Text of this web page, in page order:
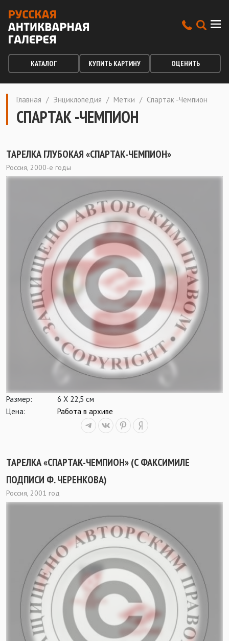
КАТАЛОГ КУПИТЬ КАРТИНУ ОЦЕНИТЬ
Главная / Энциклопедия / Метки / Спартак -Чемпион
СПАРТАК -ЧЕМПИОН
ТАРЕЛКА ГЛУБОКАЯ «СПАРТАК-ЧЕМПИОН»
Россия, 2000-е годы
Размер:
6 Х 22,5 см
Цена:
Работа в архиве
ТАРЕЛКА «СПАРТАК-ЧЕМПИОН» (С ФАКСИМИЛЕ
ПОДПИСИ Ф. ЧЕРЕНКОВА)
Россия, 2001 год